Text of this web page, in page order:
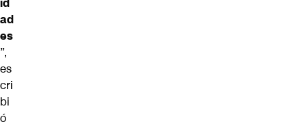
ad
es
”,
es
cri
bi
ó